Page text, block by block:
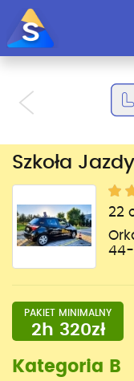
Szkoła
22
44-
PAKIET MINIMALNY
2h 320zł
Kategoria B